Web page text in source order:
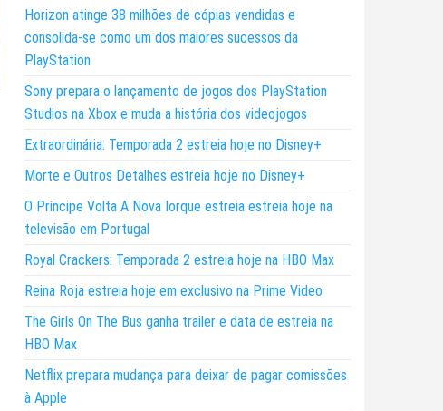
Horizon atinge 38 milhões de cópias vendidas e
consolida-se como um dos maiores sucessos da
PlayStation
Sony prepara o lançamento de jogos dos PlayStation
Studios na Xbox e muda a história dos videojogos
Extraordinária: Temporada 2 estreia hoje no Disney+
Morte e Outros Detalhes estreia hoje no Disney+
O Príncipe Volta A Nova Iorque estreia estreia hoje na
televisão em Portugal
Royal Crackers: Temporada 2 estreia hoje na HBO Max
Reina Roja estreia hoje em exclusivo na Prime Video
The Girls On The Bus ganha trailer e data de estreia na
HBO Max
Netflix prepara mudança para deixar de pagar comissões
à Apple